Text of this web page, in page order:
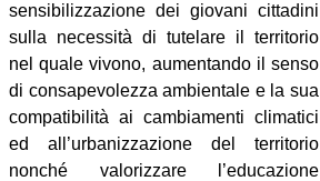
sensibilizzazione dei giovani cittadini
sulla necessità di tutelare il territorio
nel quale vivono, aumentando il senso
di consapevolezza ambientale e la sua
compatibilità ai cambiamenti climatici
ed all’urbanizzazione del territorio
nonché valorizzare l’educazione